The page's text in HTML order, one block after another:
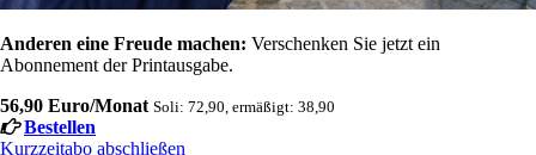
Anderen eine Freude machen: Verschenken Sie jetzt ein
Abonnement der Printausgabe.
56,90 Euro/Monat Soli: 72,90, ermäßigt: 38,90
Bestellen
Kurzzeitabo abschließen